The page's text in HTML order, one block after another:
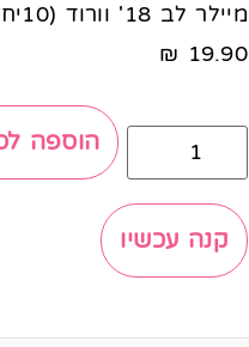
מיילר לב 18' וורוד (10יח׳)
19.90
₪
הוספה
קנה עכשיו